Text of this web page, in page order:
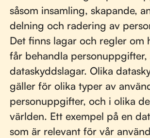
såsom insamling, skapande,
delning och radering av
Det finns lagar och regler om
får behandla personuppgifter,
dataskyddslagar. Olika
gäller för olika typer av
personuppgifter, och i olika
världen. Ett exempel på en
som är relevant för vår